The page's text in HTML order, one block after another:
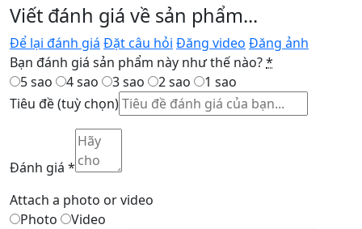
Viết đánh giá về sản phẩm...
Để lại đánh giá Đặt câu hỏi Đăng video Đăng ảnh
Bạn đánh giá sản phẩm này như thế nào?*
5 sao
4 sao 3 sao 2 sao
1 sao
Tiêu đề(tuỳ chọn)
Đánh giá *
Attach a photo or video
Photo
Video